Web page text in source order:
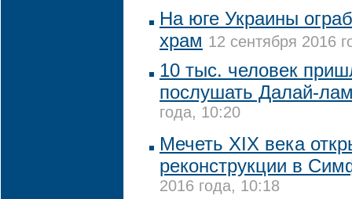
На юге Украины
храм 12 сентября 2016
10 тыс. человек
послушать Далай-
года, 10:20
Мечеть XIX века
реконструкции в
2016 года, 10:18